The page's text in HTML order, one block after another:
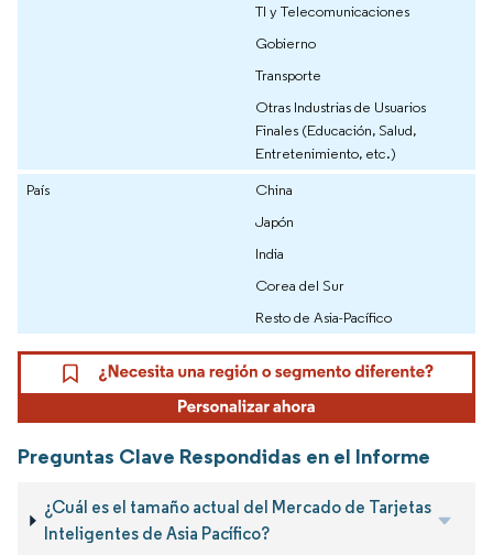
TI y Telecomunicaciones
Gobierno
Transporte
Otras Industrias de Usuarios
Finales (Educación, Salud,
Entretenimiento, etc.)
País
China
Japón
India
Corea del Sur
Resto de Asia-Pacífico
Preguntas Clave Respondidas en el Informe
¿Cuál es el tamaño actual del Mercado de Tarjetas
Inteligentes de Asia Pacífico?